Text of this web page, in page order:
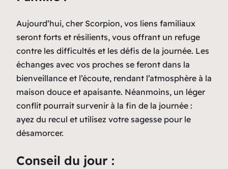
Aujourd’hui, cher Scorpion, vos liens familiaux
seront forts et résilients, vous offrant un refuge
contre les difficultés et les défis de la journée. Les
échanges avec vos proches se feront dans la
bienveillance et l’écoute, rendant l’atmosphère à la
maison douce et apaisante. Néanmoins, un léger
conflit pourrait survenir à la fin de la journée :
ayez du recul et utilisez votre sagesse pour le
désamorcer.
Conseil du jour :